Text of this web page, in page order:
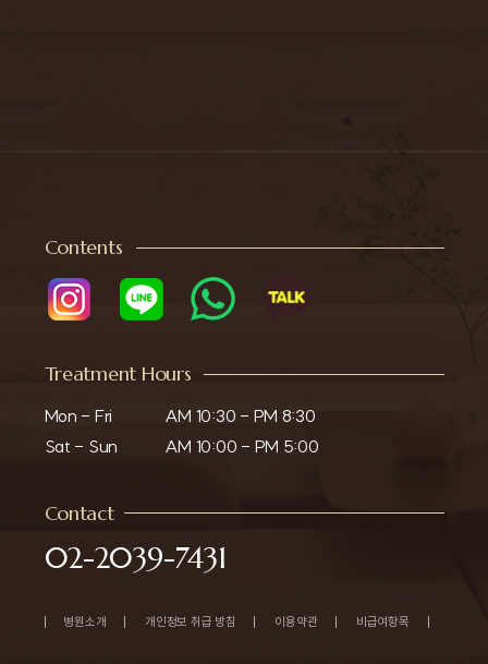
Contents
Treatment Hours
Mon - Fri
Sat - Sun
AM 10:30 - PM 8:30
AM 10:00 - PM 5:00
Contact
02-2039-7431
병원소개 개인정보 취급 방침 이용약관 비급여항목